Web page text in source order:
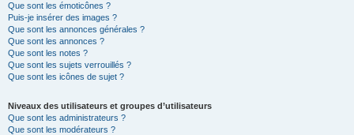
Que sont les émoticônes ?
Puis-je insérer des images ?
Que sont les annonces générales ?
Que sont les annonces ?
Que sont les notes ?
Que sont les sujets verrouillés ?
Que sont les icônes de sujet ?
Niveaux des utilisateurs et groupes d’utilisateurs
Que sont les administrateurs ?
Que sont les modérateurs ?